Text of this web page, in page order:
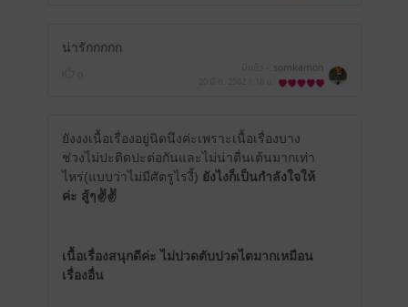
น่ารักกกกก
somkamon
ยังงงเนื้อเรื่องอยู่นิดนึงค่ะเพราะเนื้อเรื่องบาง
ช่วงไม่ปะติดปะต่อกันและไม่น่าตื่นเต้นมากเท่า
ไหร่(แบบว่าไม่มีศัตรูไรงี้) ยังไงก็เป็นกำลังใจให้
ค่ะ สู้ๆ✌️✌️
เนื้อเรื่องสนุกดีค่ะ ไม่ปวดตับปวดไตมากเหมือน
เรื่องอื่น